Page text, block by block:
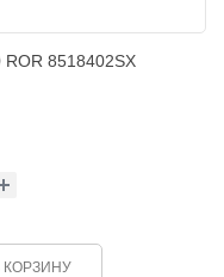
8518402SX
КОРЗИНУ